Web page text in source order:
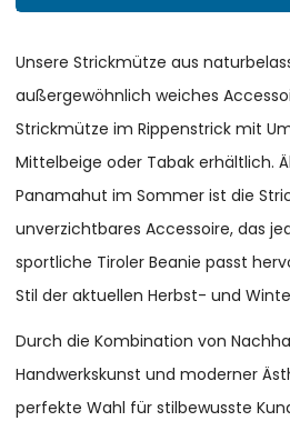
Unsere Strickmütze aus
außergewöhnlich weiches
Strickmütze im Rippenstrick mit
Mittelbeige oder Tabak erhältlich.
Panamahut im Sommer ist die
unverzichtbares Accessoire, das
sportliche Tiroler Beanie passt
Stil der aktuellen Herbst- und
Durch die Kombination von
Handwerkskunst und moderner
perfekte Wahl für stilbewusste